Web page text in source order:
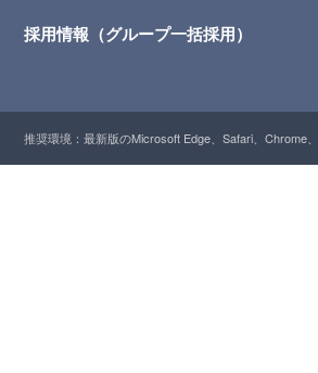
採用情報（グループ一括採用）
推奨環境：最新版のMicrosoft Edge、Safari、Chrome